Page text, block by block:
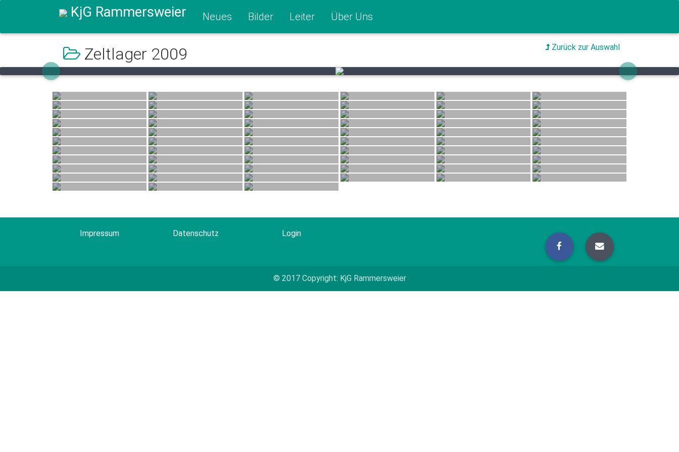
KjG Rammersweier Neues Bilder Leiter Über Uns
Zeltlager 2009 Zurück zur Auswahl
Previous Next
Impressum Datenschutz Login
© 2017 Copyright: KjG Rammersweier